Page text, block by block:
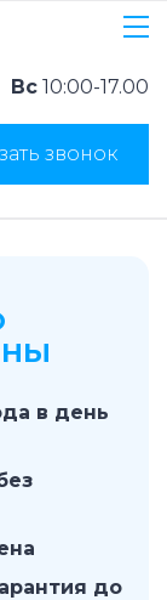
Вс 10:00-17.00
звонок
в день
до